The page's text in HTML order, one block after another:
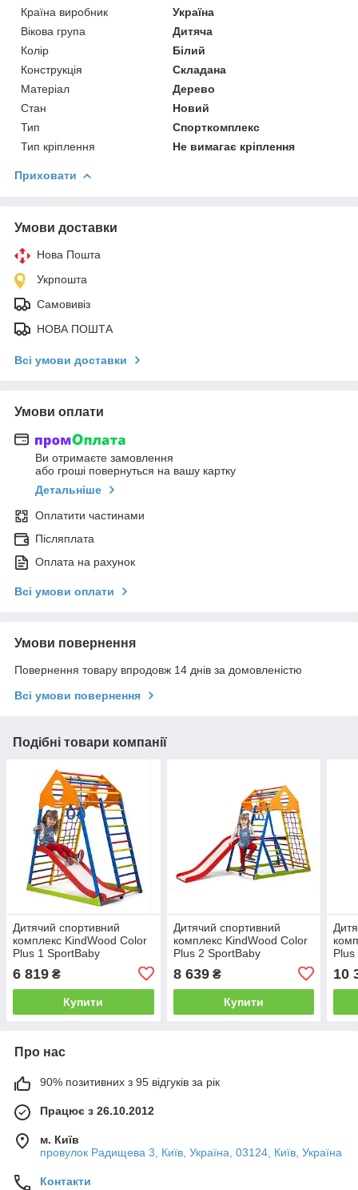
Країна виробник
Україна
Вікова група
Дитяча
Колір
Білий
Конструкція
Складана
Матеріал
Дерево
Стан
Новий
Тип
Спорткомплекс
Тип кріплення
Не вимагає кріплення
Приховати
Умови доставки
Нова Пошта
Укрпошта
Самовивіз
НОВА ПОШТА
Всі умови доставки
Умови оплати
Ви отримаєте замовлення
або гроші повернуться на вашу картку
Детальніше
Оплатити частинами
Післяплата
Оплата на рахунок
Всі умови оплати
Умови повернення
Повернення товару впродовж 14 днів за домовленістю
Всі умови повернення
Подібні товари компанії
Дитячий спортивний
комплекс KindWood Color
Plus 1 SportBaby
6 819 ₴
Купити
Дитячий спортивний
комплекс KindWood Color
Plus 2 SportBaby
8 639₴
Купити
10
Про нас
90% позитивних з 95 відгуків за рік
Працює з 26.10.2012
м. Київ
провулок Радищева 3, Київ, Україна, 03124, Київ, Україна
Контакти